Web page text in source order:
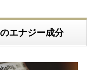
エナジー成分